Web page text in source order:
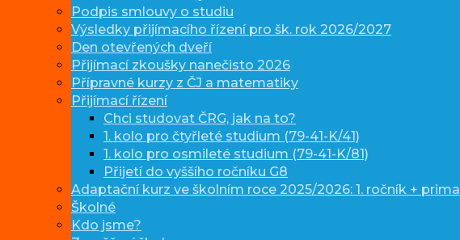
Podpis smlouvy o studiu
Výsledky přijímacího řízení pro šk. rok 2026/2027
Den otevřených dveří
Přijímací zkoušky nanečisto 2026
Přípravné kurzy z ČJ a matematiky
Přijímací řízení
Chci studovat ČRG, jak na to?
1. kolo pro čtyřleté studium (79-41-K/41)
1. kolo pro osmileté studium (79-41-K/81)
Přijetí do vyššího ročníku G8
Adaptační kurz ve školním roce 2025/2026: 1. ročník + prima
Školné
Kdo jsme?